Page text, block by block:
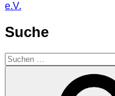
e.V.
Suche
Suchen
nach: